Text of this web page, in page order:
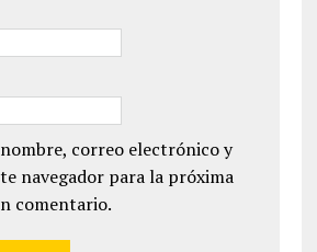
correo electrónico y
navegador para la próxima
comentario.